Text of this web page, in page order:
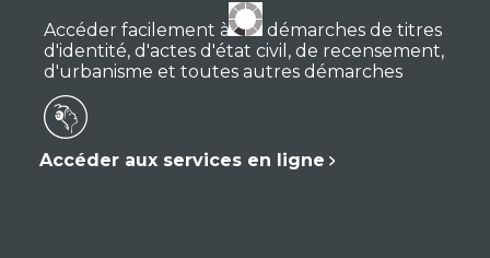
Accéder facilement à vos démarches de titres
d'identité, d'actes d'état civil, de recensement,
d'urbanisme et toutes autres démarches
Accéder aux services en ligne